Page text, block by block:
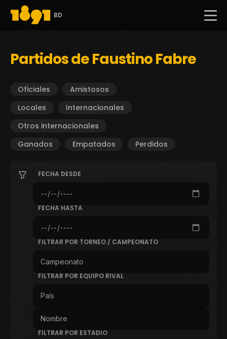
BD
Partidos de Faustino Fabre
Oficiales
Amistosos
Locales
Internacionales
Otros internacionales
Ganados
Empatados Perdidos
FECHA DESDE
FECHA HASTA
FILTRAR POR TORNEO / CAMPEONATO
FILTRAR POR EQUIPO RIVAL
FILTRAR POR ESTADIO